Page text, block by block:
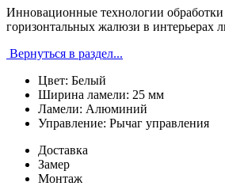
Инновационные технологии обработки
горизонтальных жалюзи в интерьерах
Вернуться в раздел...
Цвет: Белый
Ширина ламели: 25 мм
Ламели: Алюминий
Управление: Рычаг управления
Доставка
Замер
Монтаж